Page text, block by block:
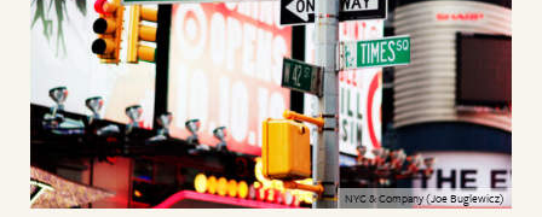
NYC & Company (Joe Buglewicz)